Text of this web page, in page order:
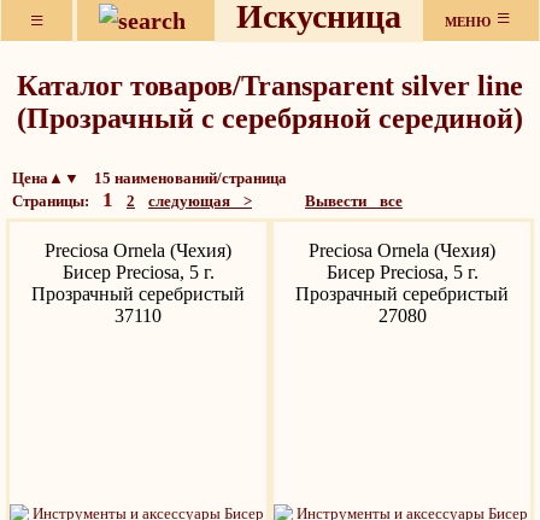
≡ Искусница МЕНЮ ≡
Каталог товаров/Transparent silver line
(Прозрачный с серебряной серединой)
Цена▲▼ 15 наименований/страница
Страницы: 1 2 следующая > Вывести все
Preciosa Ornela (Чехия)
Бисер Preciosa, 5 г.
Прозрачный серебристый
37110
Preciosa Ornela (Чехия)
Бисер Preciosa, 5 г.
Прозрачный серебристый
27080